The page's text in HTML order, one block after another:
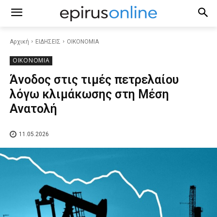
Αρχική ΕΙΔΗΣΕΙΣ ΟΙΚΟΝΟΜΙΑ
ΟΙΚΟΝΟΜΙΑ
Άνοδος στις τιμές πετρελαίου
λόγω κλιμάκωσης στη Μέση
Ανατολή
11.05.2026